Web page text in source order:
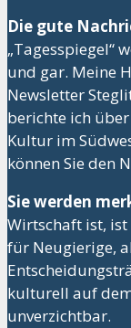
Die gute
„Tagesspiegel“
und gar. Meine
Newsletter
berichte ich
Kultur im
können Sie den
Sie werden
Wirtschaft ist, ist
für Neugierige,
kulturell auf
unverzichtbar.